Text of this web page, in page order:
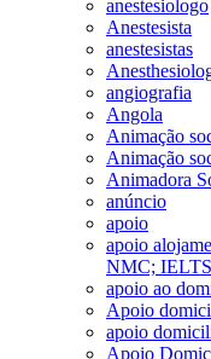
anestesiologo
Anestesista
anestesistas
angiografia
Angola
Animação
Animação
Animadora
anúncio
apoio
apoio
NMC;
apoio ao
Apoio
apoio
Apoio